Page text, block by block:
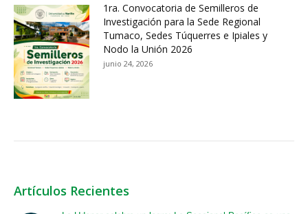
1ra. Convocatoria de Semilleros de
Investigación para la Sede Regional
Tumaco, Sedes Túquerres e Ipiales y
Nodo la Unión 2026
junio 24, 2026
Artículos Recientes